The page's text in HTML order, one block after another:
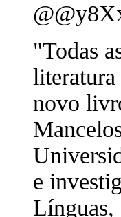
"Todas
novo
e
Línguas,